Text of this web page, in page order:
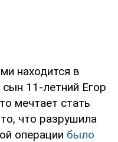
находится в
11-летний Егор
мечтает стать
что разрушила
операции было